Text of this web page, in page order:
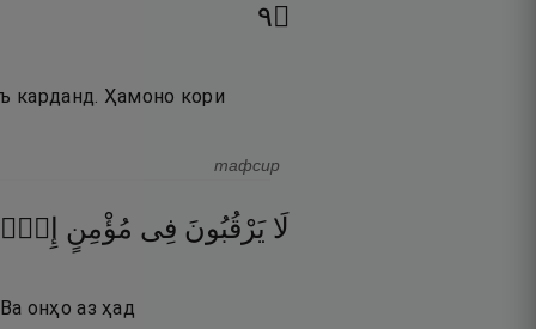
۝٩
карданд. Ҳамоно кори
тафсир
لَا يَرْقُبُونَ فِى مُؤْمِنٍ
онҳо аз ҳад